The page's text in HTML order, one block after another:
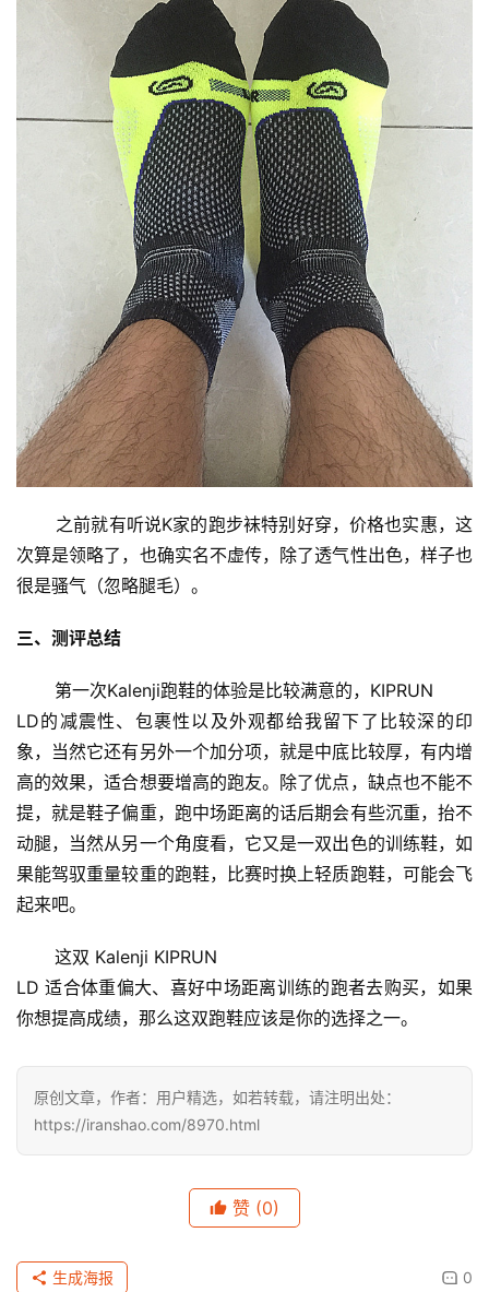
之前就有听说K家的跑步袜特别好穿，价格也实惠，这
次算是领略了，也确实名不虚传，除了透气性出色，样子也
很是骚气（忽略腿毛）。
三、测评总结
第一次Kalenji跑鞋的体验是比较满意的，KIPRUN
LD的减震性、包裹性以及外观都给我留下了比较深的印
象，当然它还有另外一个加分项，就是中底比较厚，有内增
高的效果，适合想要增高的跑友。除了优点，缺点也不能不
提，就是鞋子偏重，跑中场距离的话后期会有些沉重，抬不
动腿，当然从另一个角度看，它又是一双出色的训练鞋，如
果能驾驭重量较重的跑鞋，比赛时换上轻质跑鞋，可能会飞
起来吧。
这双 Kalenji KIPRUN
LD 适合体重偏大、喜好中场距离训练的跑者去购买，如果
你想提高成绩，那么这双跑鞋应该是你的选择之一。
原创文章，作者：用户精选，如若转载，请注明出处：
https://iranshao.com/8970.html
赞 (0)
0
生成海报